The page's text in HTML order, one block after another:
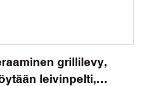
grillilevy,
leivinpelti,